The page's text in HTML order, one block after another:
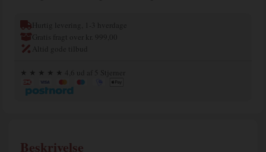
Hurtig levering, 1-3 hverdage
Gratis fragt over kr. 999,00
Altid gode tilbud
★ ★ ★ ★ ★ 4,6 ud af 5 Stjerner
Beskrivelse